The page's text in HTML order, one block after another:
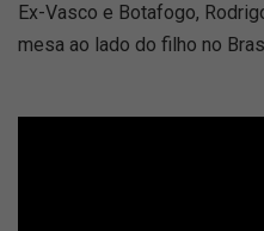
Ex-Vasco e Botafogo,
mesa ao lado do filho no